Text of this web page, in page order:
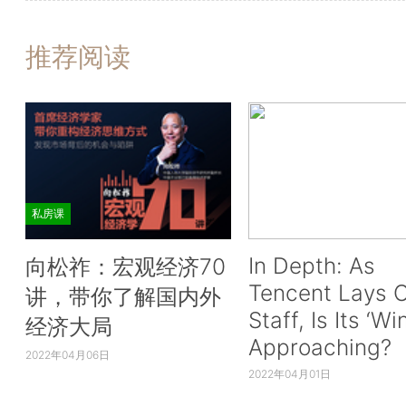
推荐阅读
私房课
向松祚：宏观经济70
讲，带你了解国内外
经济大局
2022年04月06日
In Depth: As
Tencent Lays
Staff, Is Its
Approaching?
2022年04月01日